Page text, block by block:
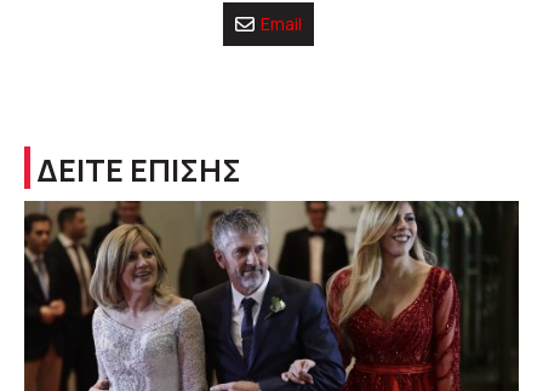
Email
ΔΕΙΤΕ ΕΠΙΣΗΣ